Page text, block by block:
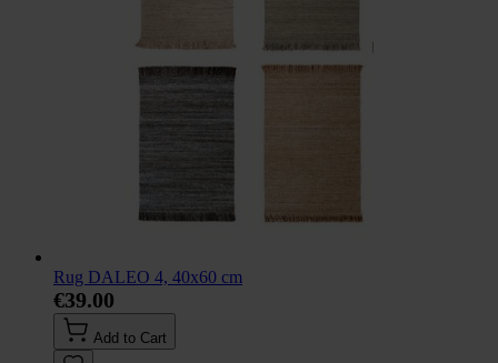
Rug DALEO 4, 40x60 cm
€39.00
Add to Cart